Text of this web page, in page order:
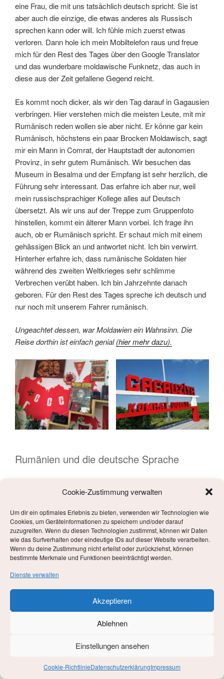
Cookie-Zustimmung verwalten
Um dir ein optimales Erlebnis zu bieten, verwenden wir Technologien wie
Cookies, um Geräteinformationen zu speichern und/oder darauf
zuzugreifen. Wenn du diesen Technologien zustimmst, können wir Daten
wie das Surfverhalten oder eindeutige IDs auf dieser Website verarbeiten.
Wenn du deine Zustimmung nicht erteilst oder zurückziehst, können
bestimmte Merkmale und Funktionen beeinträchtigt werden.
Dienste verwalten
Akzeptieren
Ablehnen
Einstellungen ansehen
Cookie-RichtlinieDatenschutzerklärungImpressum
eine Frau, die mit uns tatsächlich deutsch spricht. Sie ist
aber auch die einzige, die etwas anderes als Russisch
sprechen kann oder will. Ich fühle mich zuerst etwas
verloren. Dann hole ich mein Mobiltelefon raus und freue
mich für den Rest des Tages über den Google Translator
und das wunderbare moldawische Funknetz, das auch in
diese aus der Zeit gefallene Gegend reicht.
Es kommt noch dicker, als wir den Tag darauf in Gagausien
verbringen. Hier verstehen mich die meisten Leute, mit mir
Rumänisch reden wollen sie aber nicht. Er könne gar kein
Rumänisch, höchstens ein paar Brocken Moldawisch, sagt
mir ein Mann in Comrat, der Hauptstadt der autonomen
Provinz, in sehr gutem Rumänisch. Wir besuchen das
Museum in Besalma und der Empfang ist sehr herzlich, die
Führung sehr interessant. Das erfahre ich aber nur, weil
mein russischsprachiger Kollege alles auf Deutsch
übersetzt. Als wir uns auf der Treppe zum Gruppenfoto
hinstellen, kommt ein älterer Mann vorbei. Ich frage ihn
auch, ob er Rumänisch spricht. Er schaut mich mit einem
gehässigen Blick an und antwortet nicht. Ich bin verwirrt.
Hinterher erfahre ich, dass rumänische Soldaten hier
während des zweiten Weltkrieges sehr schlimme
Verbrechen verübt haben. Ich bin Jahrzehnte danach
geboren. Für den Rest des Tages spreche ich deutsch und
nur noch mit unserem Fahrer rumänisch.
Ungeachtet dessen, war Moldawien ein Wahnsinn. Die
Reise dorthin ist einfach genial(hier mehr dazu).
Rumänien und die deutsche Sprache
Auf den Spuren der Siebenbürger Sachsen
Wenige Monate später begleite ich meine erste Reise nach
Rumänien, mein Heimatland. Das Land erstaunt und erfreut
mich jedes Mal, wenn ich es besuchen kann. Mehr als ein
halbes Leben schon lebe ich in Deutschland und mit
wenigen Ausnahmen spreche ich meine Muttersprache nur
bei meinen Besuchen in Rumänien. Manchmal muss ich
das Land verlassen habe (zum Beispiel W-Lan oder
Mobiltelefon). Unsere Reise beginnt in Hermannstadt, im
Herzen von Transsylvanien und ehemals Hochburg der
im Land übrig sind, steht in dieser Gegend die deutsche
Deutsch. Für betuchte Eltern ist es ein Statussymbol, ihre